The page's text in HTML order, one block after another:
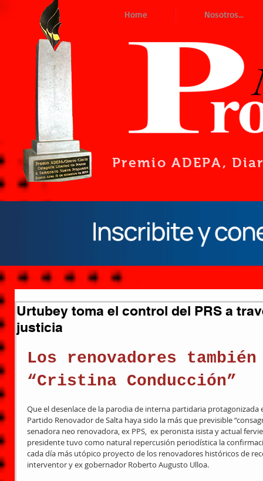
Home Nosotros...
Premio ADEPA,
Urtubey toma el control del PRS a
justicia
Los renovadores
“Cristina Conducción”
Que el desenlace de la parodia de interna partidaria
Partido Renovador de Salta haya sido la más que previsible
senadora neo renovadora, ex PPS,  ex peronista isista y actual
presidente tuvo como natural repercusión periodística la
cada día más utópico proyecto de los renovadores históricos de
interventor y ex gobernador Roberto Augusto Ulloa.